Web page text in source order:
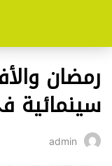
رمضان
سينمائية
admin